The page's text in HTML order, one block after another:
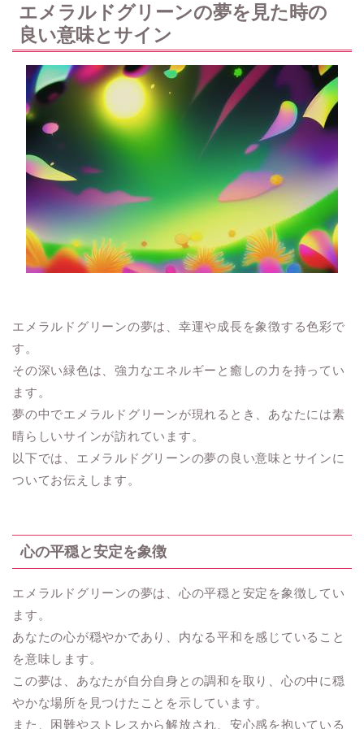
エメラルドグリーンの夢を見た時の
良い意味とサイン
エメラルドグリーンの夢は、幸運や成長を象徴する色彩で
す。
その深い緑色は、強力なエネルギーと癒しの力を持ってい
ます。
夢の中でエメラルドグリーンが現れるとき、あなたには素
晴らしいサインが訪れています。
以下では、エメラルドグリーンの夢の良い意味とサインに
ついてお伝えします。
心の平穏と安定を象徴
エメラルドグリーンの夢は、心の平穏と安定を象徴してい
ます。
あなたの心が穏やかであり、内なる平和を感じていること
を意味します。
この夢は、あなたが自分自身との調和を取り、心の中に穏
やかな場所を見つけたことを示しています。
また、困難やストレスから解放され、安心感を抱いている